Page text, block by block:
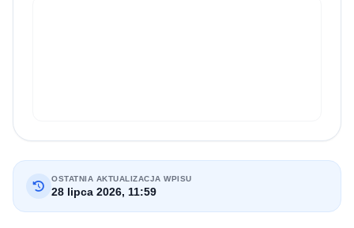
OSTATNIA AKTUALIZACJA WPISU
28 lipca 2026, 11:59